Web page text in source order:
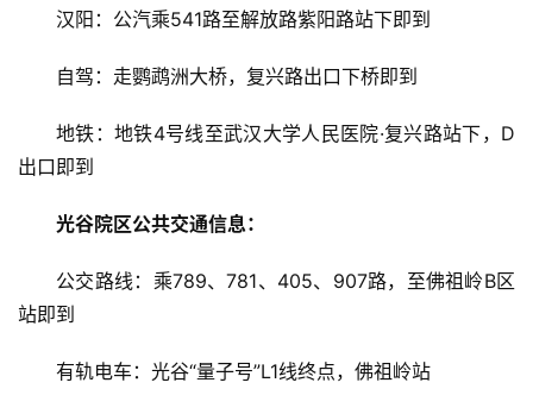
汉阳：公汽乘541路至解放路紫阳路站下即到
自驾：走鹦鹉洲大桥，复兴路出口下桥即到
地铁：地铁4号线至武汉大学人民医院·复兴路站下，D
出口即到
光谷院区公共交通信息：
公交路线：乘789、781、405、907路，至佛祖岭B区
站即到
有轨电车：光谷“量子号”L1线终点，佛祖岭站